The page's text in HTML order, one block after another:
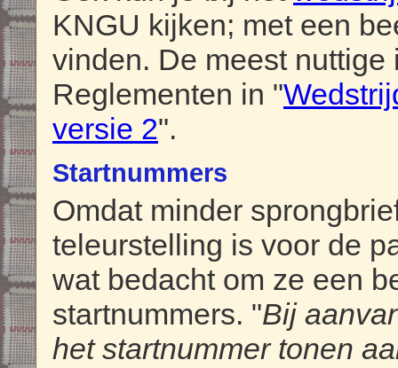
KNGU kijken; met een
vinden. De meest
Reglementen in "
versie 2".
Startnummers
Omdat minder
teleurstelling is voor de
wat bedacht om ze een
startnummers. "Bij
het startnummer tonen